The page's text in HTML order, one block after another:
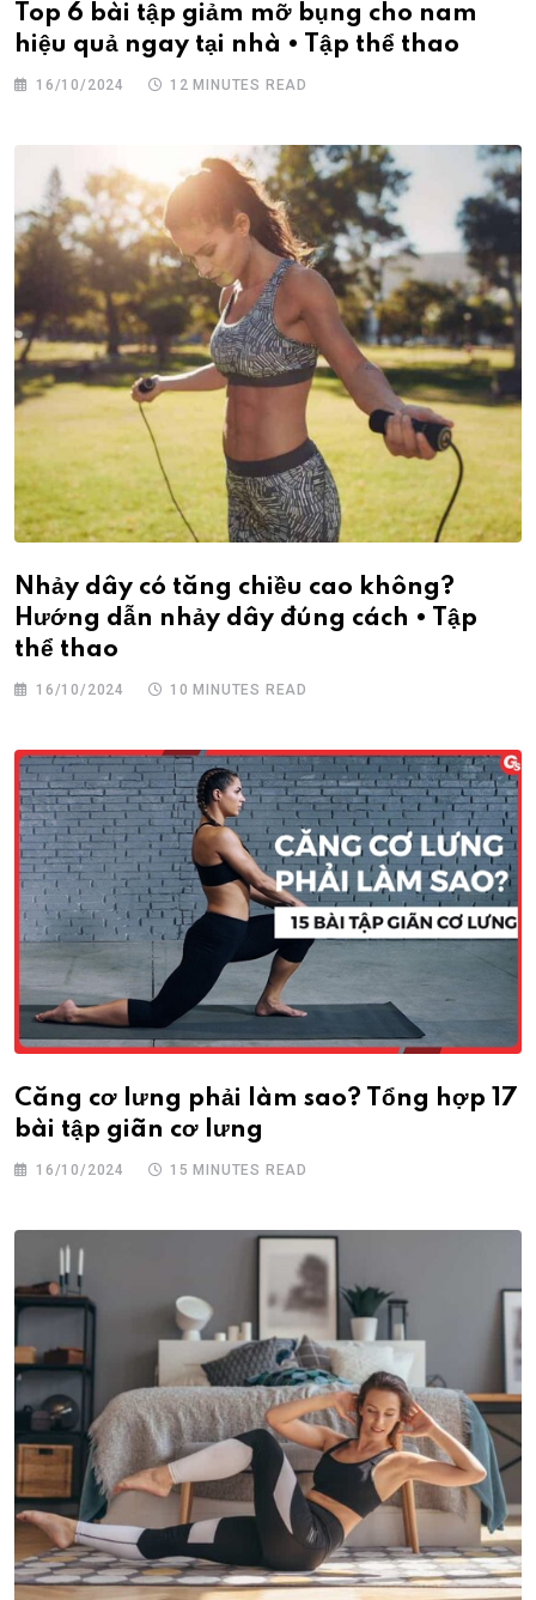
Top 6 bài tập giảm mỡ bụng cho nam
hiệu quả ngay tại nhà • Tập thể thao
16/10/2024 12 MINUTES READ
Nhảy dây có tăng chiều cao không?
Hướng dẫn nhảy dây đúng cách • Tập
thể thao
16/10/2024 10 MINUTES READ
Căng cơ lưng phải làm sao? Tổng hợp 17
bài tập giãn cơ lưng
16/10/2024 15 MINUTES READ